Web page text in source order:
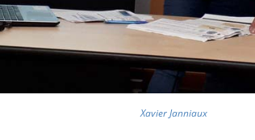
Xavier Janniaux